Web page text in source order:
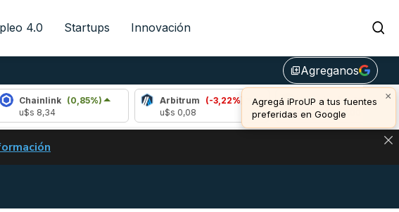
4.0 Startups Innovación
library_addAgreganos
×
Agregá iProUP a tus fuentes
preferidas en Google
(0,85%)
Arbitrum (-3,22%)
Bitcoin (-0,16%)
u$s 64.583,00
EL CARRY TRADE DE BITCOIN Y ESTA SEÑAL DEFINE LOS PRECIOS DE